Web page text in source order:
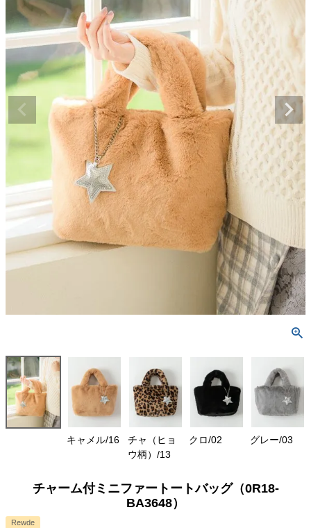
キャメル/16
チャ（ヒョ
ウ柄）/13
クロ/02 グレー/03
チャーム付ミニファートートバッグ（0R18-
BA3648）
Rewde